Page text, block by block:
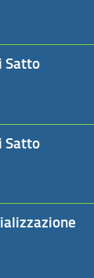
Satto
Satto